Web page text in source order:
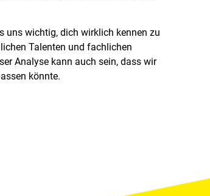
uns wichtig, dich wirklich kennen zu
Talenten und fachlichen
Analyse kann auch sein, dass wir
könnte.